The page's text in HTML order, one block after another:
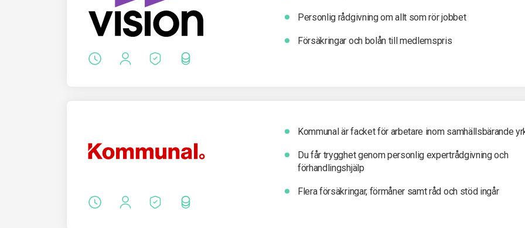
Personlig rådgivning om allt som rör jobbet
Försäkringar och bolån till medlemspris
Kommunal är facket för arbetare inom samhällsbärande
Du får trygghet genom personlig expertrådgivning och
förhandlingshjälp
Flera försäkringar, förmåner samt råd och stöd ingår